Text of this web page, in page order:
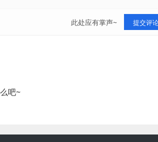
此处应有掌声~ 提交评
吧~